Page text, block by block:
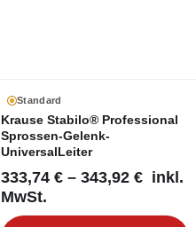
Standard
Krause Stabilo® Professional
Sprossen-Gelenk-
UniversalLeiter
333,74 € – 343,92 € inkl.
MwSt.